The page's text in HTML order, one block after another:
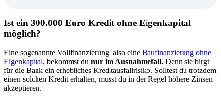
Ist ein 300.000 Euro Kredit ohne Eigenkapital
möglich?
Eine sogenannte Vollfinanzierung, also eine Baufinanzierung ohne
Eigenkapital, bekommst du nur im Ausnahmefall. Denn sie birgt
für die Bank ein erhebliches Kreditausfallrisiko. Solltest du trotzdem
einen solchen Kredit erhalten, musst du in der Regel höhere Zinsen
akzeptieren.